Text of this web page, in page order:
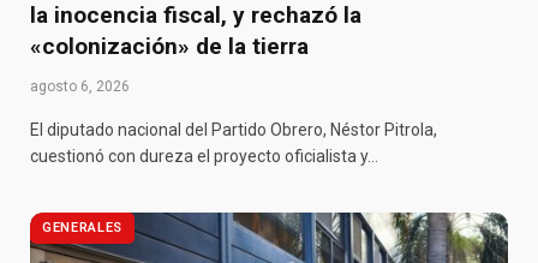
la inocencia fiscal, y rechazó la
«colonización» de la tierra
agosto 6, 2026
El diputado nacional del Partido Obrero, Néstor Pitrola,
cuestionó con dureza el proyecto oficialista y…
GENERALES